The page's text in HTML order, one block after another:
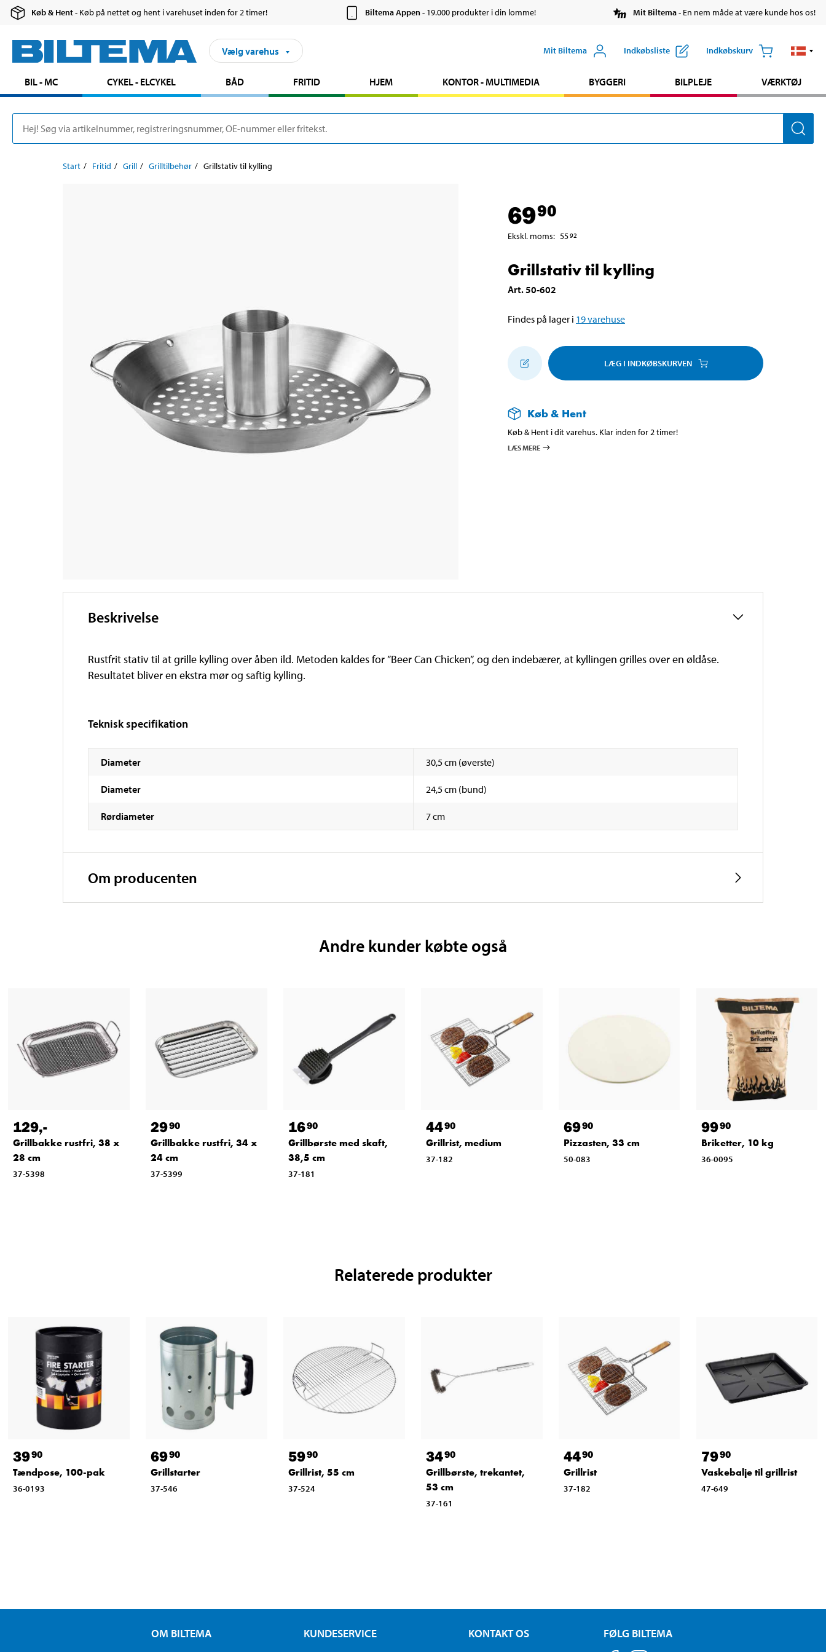
Køb & Hent- Køb på nettet og hent i varehuset inden for 2 timer! Biltema Appen- 19.000 produkter i din lomme! Mit Biltema- En nem måde at være kunde hos os!
Vælg varehus Mit Biltema Indkøbsliste Indkøbskurv
BIL - MC CYKEL - ELCYKEL BÅD FRITID HJEM KONTOR - MULTIMEDIA BYGGERI BILPLEJE VÆRKTØJ
Start Fritid Grill Grilltilbehør Grillstativ til kylling
6990
Ekskl. moms: 5592
Grillstativ til kylling
Art.50-602
Findes på lager i 19varehuse
LÆG I INDKØBSKURVEN
Køb & Hent
Køb & Hent i dit varehus. Klar inden for 2 timer!
LÆS MERE
Beskrivelse
Rustfrit stativ til at grille kylling over åben ild. Metoden kaldes for ”Beer Can Chicken”, og den indebærer, at kyllingen grilles over en øldåse.
Resultatet bliver en ekstra mør og saftig kylling.
Teknisk specifikation
Diameter 30,5 cm (øverste)
Diameter 24,5 cm (bund)
Rørdiameter 7 cm
Om producenten
Andre kunder købte også
129,-
Grillbakke rustfri, 38 x
28 cm
37-5398
2990
Grillbakke rustfri, 34 x
24 cm
37-5399
1690
Grillbørste med skaft,
38,5 cm
37-181
4490
Grillrist, medium
37-182
6990
Pizzasten, 33 cm
50-083
9990
Briketter, 10 kg
36-0095
Relaterede produkter
3990
Tændpose, 100-pak
36-0193
6990
Grillstarter
37-546
5990
Grillrist, 55 cm
37-524
3490
Grillbørste, trekantet,
53 cm
37-161
4490
Grillrist
37-182
7990
Vaskebalje til grillrist
47-649
OM BILTEMA KUNDESERVICE KONTAKT OS FØLG BILTEMA